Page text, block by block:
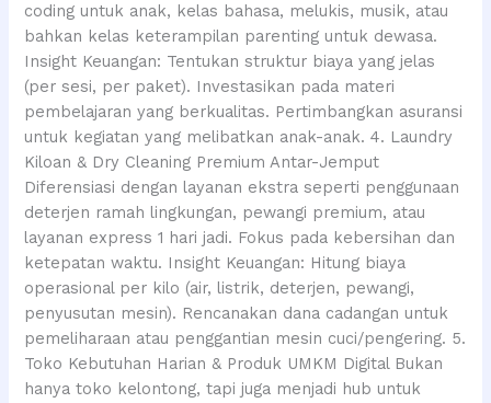
coding untuk anak, kelas bahasa, melukis, musik, atau
bahkan kelas keterampilan parenting untuk dewasa.
Insight Keuangan: Tentukan struktur biaya yang jelas
(per sesi, per paket). Investasikan pada materi
pembelajaran yang berkualitas. Pertimbangkan asuransi
untuk kegiatan yang melibatkan anak-anak. 4. Laundry
Kiloan & Dry Cleaning Premium Antar-Jemput
Diferensiasi dengan layanan ekstra seperti penggunaan
deterjen ramah lingkungan, pewangi premium, atau
layanan express 1 hari jadi. Fokus pada kebersihan dan
ketepatan waktu. Insight Keuangan: Hitung biaya
operasional per kilo (air, listrik, deterjen, pewangi,
penyusutan mesin). Rencanakan dana cadangan untuk
pemeliharaan atau penggantian mesin cuci/pengering. 5.
Toko Kebutuhan Harian & Produk UMKM Digital Bukan
hanya toko kelontong, tapi juga menjadi hub untuk